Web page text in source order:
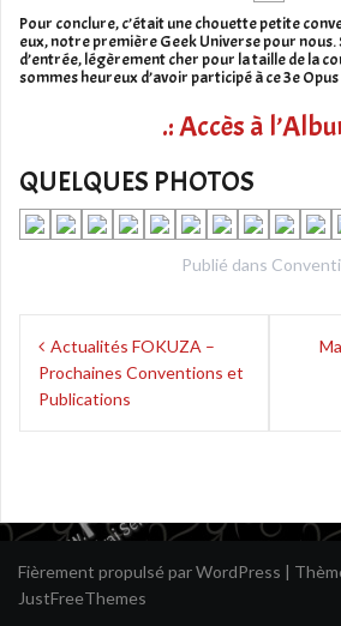
Pour conclure, c’était une chouette petite
eux, notre première Geek Universe pour
d’entrée, légèrement cher pour la taille de la
sommes heureux d’avoir participé à ce 3e
.: Accès à
QUELQUES PHOTOS
Publié dans
Navigation
de
l’article
Actualités FOKUZA –
Prochaines Conventions et
Publications
Fièrement propulsé par WordPress |
JustFreeThemes